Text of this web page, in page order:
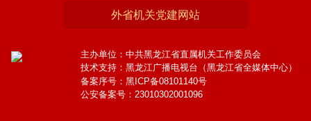
外省机关党建网站
主办单位：中共黑龙江省直属机关工作委员会
技术支持：黑龙江广播电视台（黑龙江省全媒体中心）
备案序号：黑ICP备08101140号
公安备案号：23010302001096